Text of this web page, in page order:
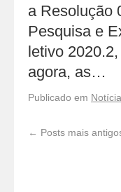
a Resolução
Pesquisa e
letivo
agora, as…
Publicado em
← Posts mais